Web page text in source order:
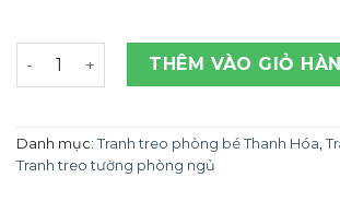
Bộ Tranh Treo Tường 12 Con Thú
THÊM VÀO GIỎ
Danh mục: Tranh treo phòng bé Thanh Hóa,
Tranh treo tường phòng ngủ